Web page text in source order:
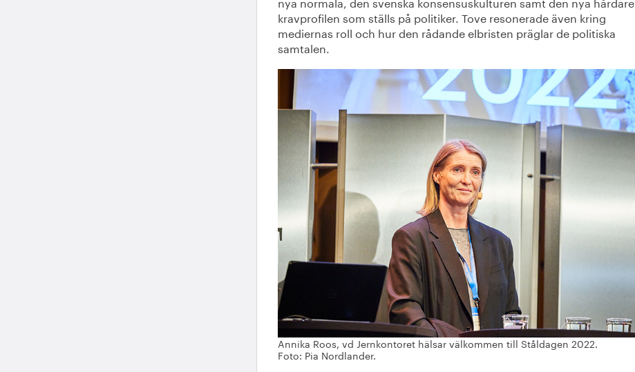
kravprofilen som ställs på politiker. Tove resonerade även kring
mediernas roll och hur den rådande elbristen präglar de politiska
samtalen.
Annika Roos, vd Jernkontoret hälsar välkommen till Ståldagen 2022.
Foto: Pia Nordlander.